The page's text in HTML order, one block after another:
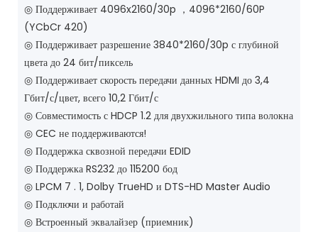
◎ Поддерживает 4096x2160/30p ，4096*2160/60P
(YCbCr 420)
◎ Поддерживает разрешение 3840*2160/30p с глубиной
цвета до 24 бит/пиксель
◎ Поддерживает скорость передачи данных HDMI до 3,4
Гбит/с/цвет, всего 10,2 Гбит/с
◎ Совместимость с HDCP 1.2 для двухжильного типа волокна
◎ CEC не поддерживаются!
◎ Поддержка сквозной передачи EDID
◎ Поддержка RS232 до 115200 бод
◎ LPCM 7 . 1, Dolby TrueHD и DTS-HD Master Audio
◎ Подключи и работай
◎ Встроенный эквалайзер (приемник)